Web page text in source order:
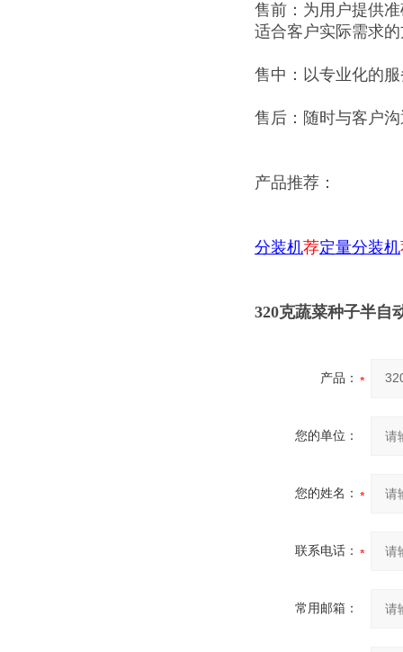
售前：为用户提供
适合客户实际需求
售中：以专业化的
售后：随时与客户
产品推荐：
分装机荐定量分装机
320克蔬菜种子半自
产品：
您的单位：
您的姓名：
联系电话：
常用邮箱：